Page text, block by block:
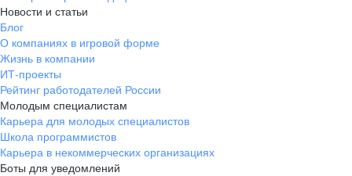
Новости и статьи
Блог
О компаниях в игровой форме
Жизнь в компании
ИТ-проекты
Рейтинг работодателей России
Молодым специалистам
Карьера для молодых специалистов
Школа программистов
Карьера в некоммерческих организациях
Боты для уведомлений